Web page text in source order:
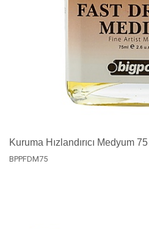
Kuruma Hızlandırıcı Medyum
BPPFDM75